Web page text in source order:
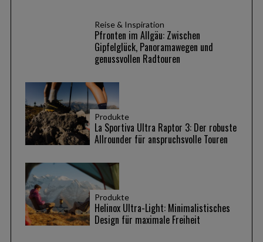
Reise & Inspiration
Pfronten im Allgäu: Zwischen
Gipfelglück, Panoramawegen und
genussvollen Radtouren
Produkte
La Sportiva Ultra Raptor 3: Der robuste
Allrounder für anspruchsvolle Touren
Produkte
Helinox Ultra-Light: Minimalistisches
Design für maximale Freiheit
r
c
h
f
o
r
: